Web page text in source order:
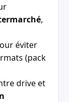
,
éviter
(pack
drive et